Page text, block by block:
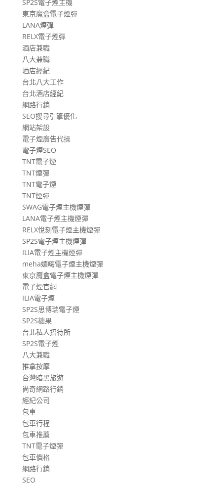
SP2S電子煙主機
東京魔盒電子煙彈
LANA煙彈
RELX電子煙彈
酒店兼職
八大兼職
酒店經紀
台北八大工作
台北酒店經紀
網路行銷
SEO搜尋引擎優化
網站架設
電子煙廣告代操
電子煙SEO
TNT電子煙
TNT煙彈
TNT電子煙
TNT煙彈
SWAG電子煙主機煙彈
LANA電子煙主機煙彈
RELX悅刻電子煙主機煙彈
SP2S電子煙主機煙彈
ILIA電子煙主機煙彈
meha媚嗨電子煙主機煙彈
東京魔盒電子煙主機煙彈
電子煙官網
ILIA電子煙
SP2S思博瑞電子煙
SP2S糖果
台北私人招待所
SP2S電子煙
八大兼職
推拿按摩
台灣暗黑旅遊
尚奇網路行銷
經紀公司
包車
包車行程
包車推薦
TNT電子煙彈
包車價格
網路行銷
SEO